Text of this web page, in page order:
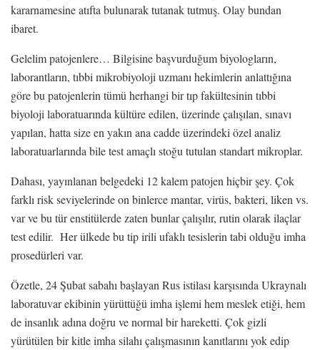
kararnamesine atıfta bulunarak tutanak tutmuş. Olay bundan
ibaret.
Gelelim patojenlere… Bilgisine başvurduğum biyologların,
laborantların, tıbbi mikrobiyoloji uzmanı hekimlerin anlattığına
göre bu patojenlerin tümü herhangi bir tıp fakültesinin tıbbi
biyoloji laboratuarında kültüre edilen, üzerinde çalışılan, sınavı
yapılan, hatta size en yakın ana cadde üzerindeki özel analiz
laboratuarlarında bile test amaçlı stoğu tutulan standart mikroplar.
Dahası, yayınlanan belgedeki 12 kalem patojen hiçbir şey. Çok
farklı risk seviyelerinde on binlerce mantar, virüs, bakteri, liken vs.
var ve bu tür enstitülerde zaten bunlar çalışılır, rutin olarak ilaçlar
test edilir. Her ülkede bu tip irili ufaklı tesislerin tabi olduğu imha
prosedürleri var.
Özetle, 24 Şubat sabahı başlayan Rus istilası karşısında Ukraynalı
laboratuvar ekibinin yürüttüğü imha işlemi hem meslek etiği, hem
de insanlık adına doğru ve normal bir hareketti. Çok gizli
yürütülen bir kitle imha silahı çalışmasının kanıtlarını yok edip